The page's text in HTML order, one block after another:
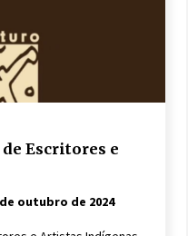
Escritores e
outubro de 2024